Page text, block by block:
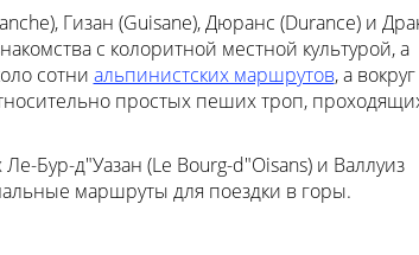
Гизан (Guisane), Дюранс (Durance) и
с колоритной местной культурой, а
сотни альпинистских маршрутов, а вокруг
простых пеших троп,
Бур-д"Уазан (Le Bourg-d"Oisans) и Валлуиз
маршруты для поездки в горы.